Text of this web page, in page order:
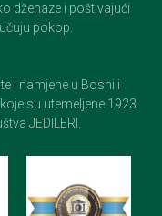
dženaze i poštivajući
pokop.
i namjene u Bosni i
su utemeljene 1923.
JEDILERI.